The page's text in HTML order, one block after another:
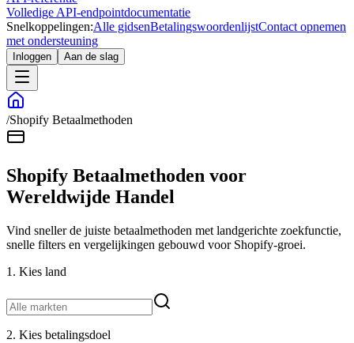
Volledige API-endpointdocumentatie
Snelkoppelingen:Alle gidsenBetalingswoordenlijstContact opnemen
met ondersteuning
Inloggen Aan de slag
/Shopify Betaalmethoden
Shopify Betaalmethoden voor
Wereldwijde Handel
Vind sneller de juiste betaalmethoden met landgerichte zoekfunctie,
snelle filters en vergelijkingen gebouwd voor Shopify-groei.
1. Kies land
2. Kies betalingsdoel